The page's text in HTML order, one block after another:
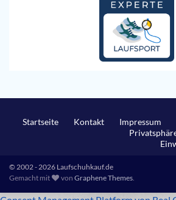
Startseite Kontakt Impressum
© 2002 - 2026 Laufschuhkauf.de
Gemacht mit
vonGraphene Themes.